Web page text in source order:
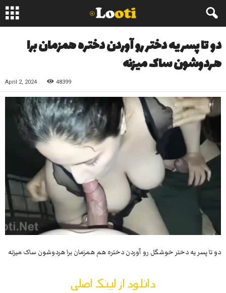
دو تا پسر یه دختر رو آوردن دختره همزمان برا
هردوشون ساک میزنه
April 2, 2024 48399
دو تا پسر یه دختر خوشگل رو آوردن دختره هم همزمان برا هردوشون ساک میزنه
دانلود از لینک اصلی